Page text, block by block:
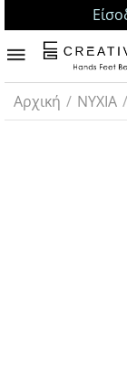
Αρχική / ΝΥΧΙΑ /